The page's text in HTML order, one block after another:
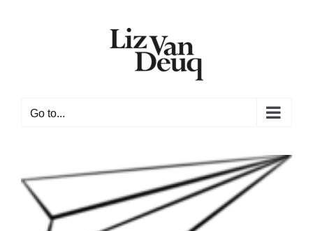
Go to...